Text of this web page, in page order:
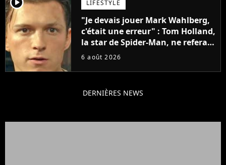
LIFESTYLE
"Je devais jouer Mark Wahlberg,
c'était une erreur" : Tom Holland,
la star de Spider-Man, ne referait
pas ce blockbuster
6 août 2026
DERNIÈRES NEWS